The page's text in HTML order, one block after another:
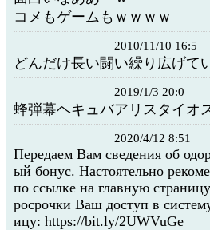
コメもゲームもｗｗｗｗ
2010/11/10 16:5
どんだけ長い闘い繰り広げて
2019/1/3 20:0
蜂弾幕ヘキュバアリスタイオ
2020/4/12 8:51
Передаем Вам сведения об
ый бонус. Настоятельно
по ссылке на главную
росрочки Ваш доступ в
ицу: https://bit.ly/2UWVuGe